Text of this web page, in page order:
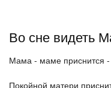
Во сне видеть
Мама - маме приснится -
Покойной матери